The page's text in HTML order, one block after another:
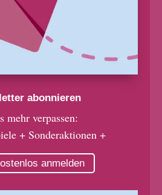
abonnieren
mehr verpassen:
+ Sonderaktionen +
anmelden